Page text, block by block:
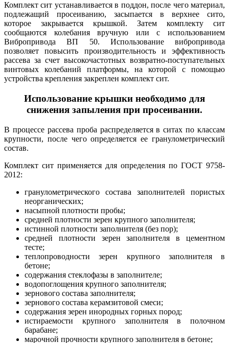
Комплект сит устанавливается в поддон, после чего материал,
подлежащий просеиванию, засыпается в верхнее сито,
которое закрывается крышкой. Затем комплекту сит
сообщаются колебания вручную или с использованием
Вибропривода ВП 50. Использование вибропривода
позволяет повысить производительность и эффективность
рассева за счет высокочастотных возвратно-поступательных
винтовых колебаний платформы, на которой c помощью
устройства крепления закреплен комплект сит.
Использование крышки необходимо для
снижения запыления при просеивании.
В процессе рассева проба распределяется в ситах по классам
крупности, после чего определяется ее гранулометрический
состав.
Комплект сит применяется для определения по ГОСТ 9758-
2012:
гранулометрического состава заполнителей пористых
неорганических;
насыпной плотности пробы;
средней плотности зерен крупного заполнителя;
истинной плотности заполнителя (без пор);
средней плотности зерен заполнителя в цементном
тесте;
теплопроводности зерен крупного заполнителя в
бетоне;
содержания стеклофазы в заполнителе;
водопоглощения крупного заполнителя;
зернового состава заполнителя;
зернового состава керамзитовой смеси;
содержания зерен инородных горных пород;
истираемости крупного заполнителя в полочном
барабане;
марочной прочности крупного заполнителя в бетоне;